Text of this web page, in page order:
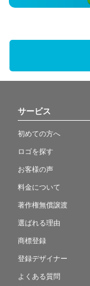
サービス
初めての方へ
ロゴを探す
お客様の声
料金について
著作権無償譲渡
選ばれる理由
商標登録
登録デザイナー
よくある質問